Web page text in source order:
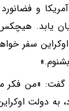
و
یابد.
سفر خواهم
و گفت: «من
به دولت